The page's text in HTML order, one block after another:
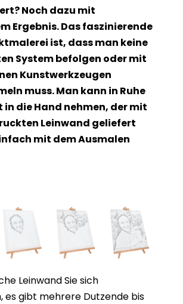
Noch dazu mit
Ergebnis. Das faszinierende
ist, dass man keine
System befolgen oder mit
Kunstwerkzeugen
muss. Man kann in Ruhe
in die Hand nehmen, der mit
Leinwand geliefert
mit dem Ausmalen
Leinwand Sie sich
es gibt mehrere Dutzende bis